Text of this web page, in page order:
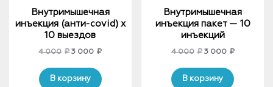
Внутримышечная
инъекция (анти-covid) х
10 выездов
4 000 ₽ Original
was:
3 000 ₽Current
is:
В корзину
Внутримышечная
инъекция пакет — 10
инъекций
4 000 ₽ Original
was:
3 000 ₽Current
is:
В корзину